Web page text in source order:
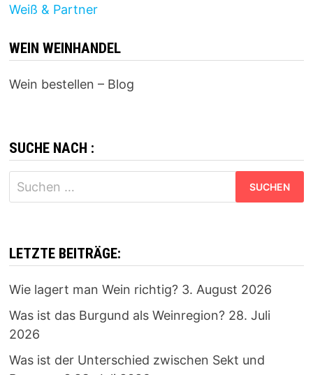
Weiß & Partner
WEIN WEINHANDEL
Wein bestellen – Blog
SUCHE NACH :
Suchen
nach:
LETZTE BEITRÄGE:
Wie lagert man Wein richtig? 3. August 2026
Was ist das Burgund als Weinregion? 28. Juli
2026
Was ist der Unterschied zwischen Sekt und